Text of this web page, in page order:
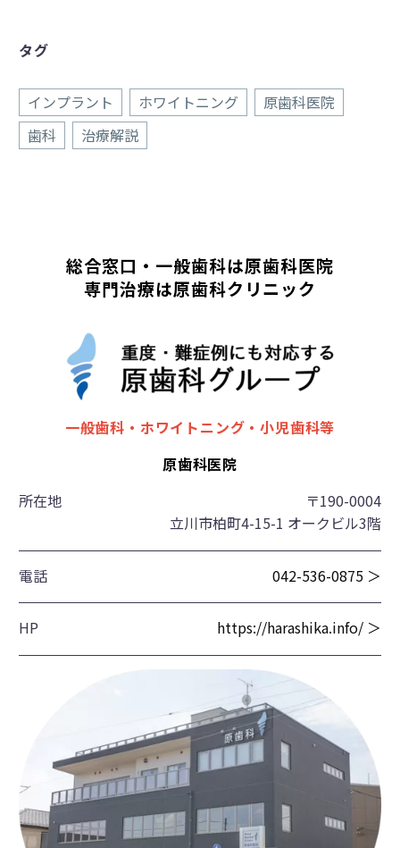
タグ
インプラント ホワイトニング
原歯科医院
歯科
治療解説
総合窓口・一般歯科は原歯科医院
専門治療は原歯科クリニック
一般歯科・ホワイトニング・小児歯科等
原歯科医院
所在地
〒190-0004
立川市柏町4-15-1 オークビル3階
電話 042-536-0875 ＞
HP https://harashika.info/ ＞